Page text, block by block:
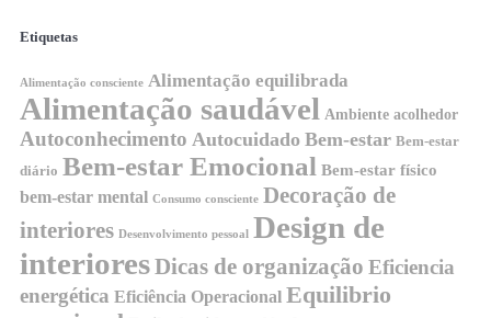
Etiquetas
Alimentação consciente Alimentação equilibrada
Alimentação saudável Ambiente acolhedor
Autoconhecimento Autocuidado Bem-estar Bem-estar
diário Bem-estar Emocional Bem-estar físico
bem-estar mental Consumo consciente Decoração de
interiores Desenvolvimento pessoal
Design de
interioresDicas de organização Eficiencia
energética Eficiência Operacional Equilibrio